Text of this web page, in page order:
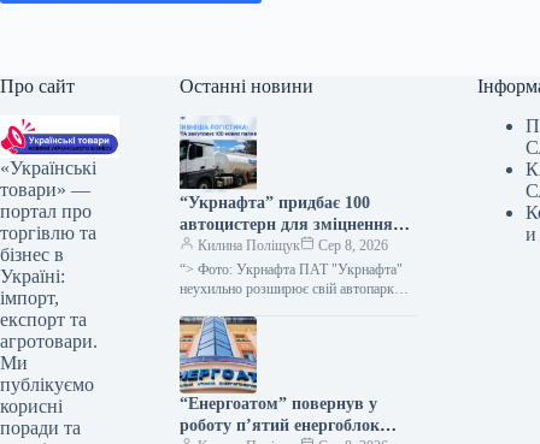
Про сайт
«Українські
товари» —
портал про
торгівлю та
бізнес в
Україні:
імпорт,
експорт та
агротовари.
Ми
публікуємо
корисні
поради та
Останні новини
“Укрнафта” придбає 100
автоцистерн для зміцнення
безпеки доставки палива
Килина Поліщук
Сер 8, 2026
“> Фото: Укрнафта ПАТ "Укрнафта"
неухильно розширює свій автопарк
забезпечення пальним по всій території
держави, проінформувала…
“Енергоатом” повернув у
роботу п’ятий енергоблок
и